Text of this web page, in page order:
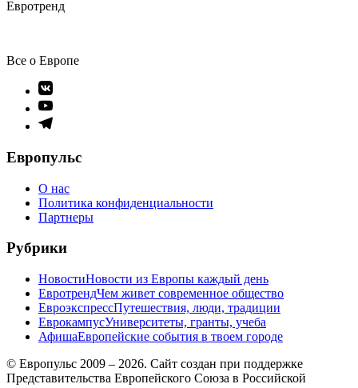
Евротренд
Все о Европе
Элемент
меню
Элемент
меню
Элемент
Европульс
О нас
Политика конфиденциальности
Партнеры
Рубрики
НовостиНовости из Европы каждый день
ЕвротрендЧем живет современное общество
ЕвроэкспрессПутешествия, люди, традиции
ЕврокампусУниверситеты, гранты, учеба
АфишаЕвропейские события в твоем городе
© Европульс 2009 – 2026. Сайт создан при поддержке
Представительства Европейского Союза в Российской